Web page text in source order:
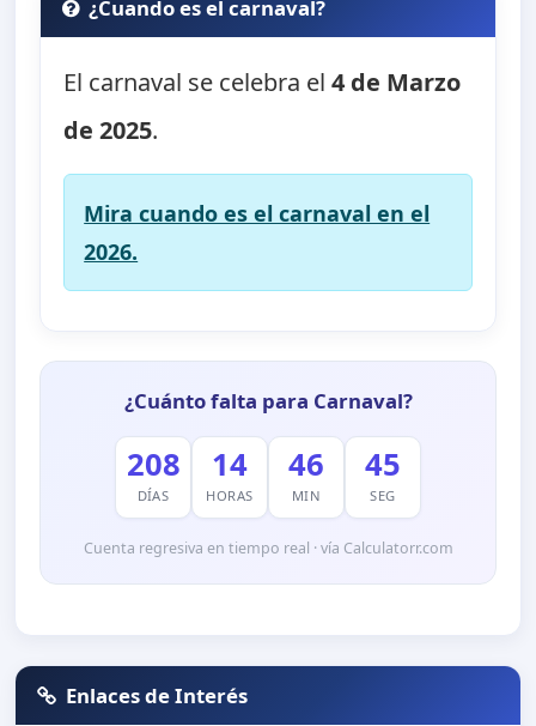
¿Cuando es el carnaval?
El carnaval se celebra el4 de Marzo
de 2025.
Mira cuando es el carnaval en el
2026.
¿Cuánto falta para Carnaval?
208
DÍAS
14
HORAS
46
MIN
43
SEG
Cuenta regresiva en tiempo real · vía Calculatorr.com
Enlaces de Interés